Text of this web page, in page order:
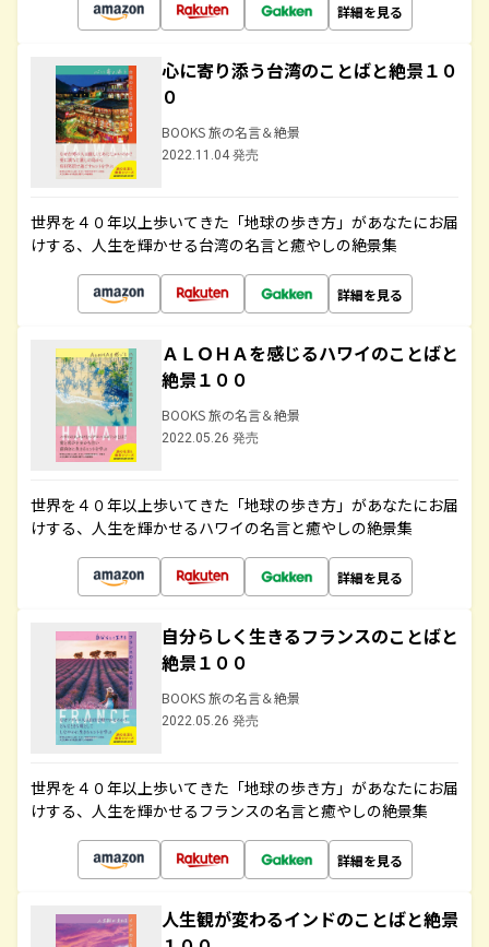
詳細を見る
心に寄り添う台湾のことばと絶景１０
０
BOOKS 旅の名言＆絶景
2022.11.04 発売
世界を４０年以上歩いてきた「地球の歩き方」があなたにお届
けする、人生を輝かせる台湾の名言と癒やしの絶景集
詳細を見る
ＡＬＯＨＡを感じるハワイのことばと
絶景１００
BOOKS 旅の名言＆絶景
2022.05.26 発売
世界を４０年以上歩いてきた「地球の歩き方」があなたにお届
けする、人生を輝かせるハワイの名言と癒やしの絶景集
詳細を見る
自分らしく生きるフランスのことばと
絶景１００
BOOKS 旅の名言＆絶景
2022.05.26 発売
世界を４０年以上歩いてきた「地球の歩き方」があなたにお届
けする、人生を輝かせるフランスの名言と癒やしの絶景集
詳細を見る
人生観が変わるインドのことばと絶景